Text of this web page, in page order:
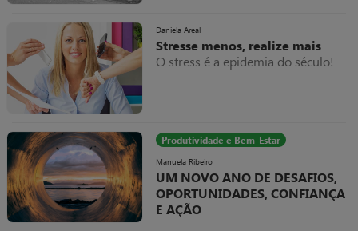
preparam os seus planos de
negócio para o ano seguinte, em
que toda a estrutura organizacional
objetivos do novo ano.
Daniela Areal
Stresse menos, realize mais
O stress é a epidemia do século!
Produtividade e Bem-Estar
Manuela Ribeiro
UM NOVO ANO DE DESAFIOS,
OPORTUNIDADES, CONFIANÇA
E AÇÃO